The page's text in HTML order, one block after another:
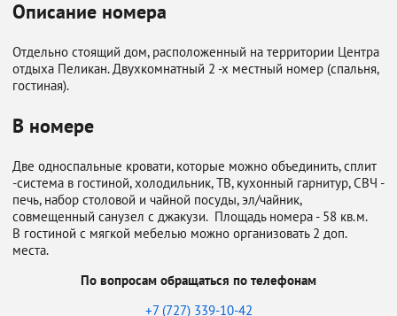
Описание номера
Отдельно стоящий дом, расположенный на территории Центра
отдыха Пеликан. Двухкомнатный 2 -х местный номер (спальня,
гостиная).
В номере
Две односпальные кровати, которые можно объединить, сплит
-система в гостиной, холодильник, ТВ, кухонный гарнитур, СВЧ -
печь, набор столовой и чайной посуды, эл/чайник,
совмещенный санузел с джакузи. Площадь номера - 58 кв.м.
В гостиной с мягкой мебелью можно организовать 2 доп.
места.
По вопросам обращаться по телефонам
+7 (727) 339-10-42